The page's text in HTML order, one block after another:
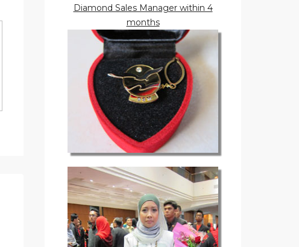
Diamond Sales Manager within 4
months